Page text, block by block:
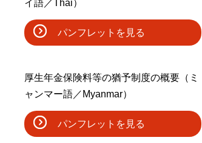
イ語／Thai）
パンフレットを見る
厚生年金保険料等の猶予制度の概要（ミ
ャンマー語／Myanmar）
パンフレットを見る